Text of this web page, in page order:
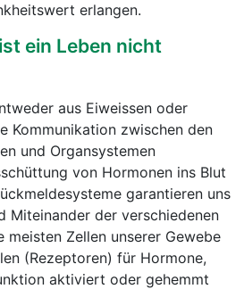
erlangen.
ein Leben nicht
aus Eiweissen oder
Kommunikation zwischen den
und Organsystemen
von Hormonen ins Blut
garantieren uns
Miteinander der verschiedenen
meisten Zellen unserer Gewebe
(Rezeptoren) für Hormone,
aktiviert oder gehemmt